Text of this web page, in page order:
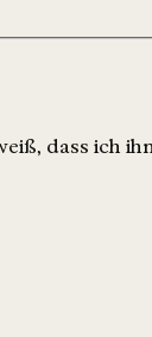
dass ich